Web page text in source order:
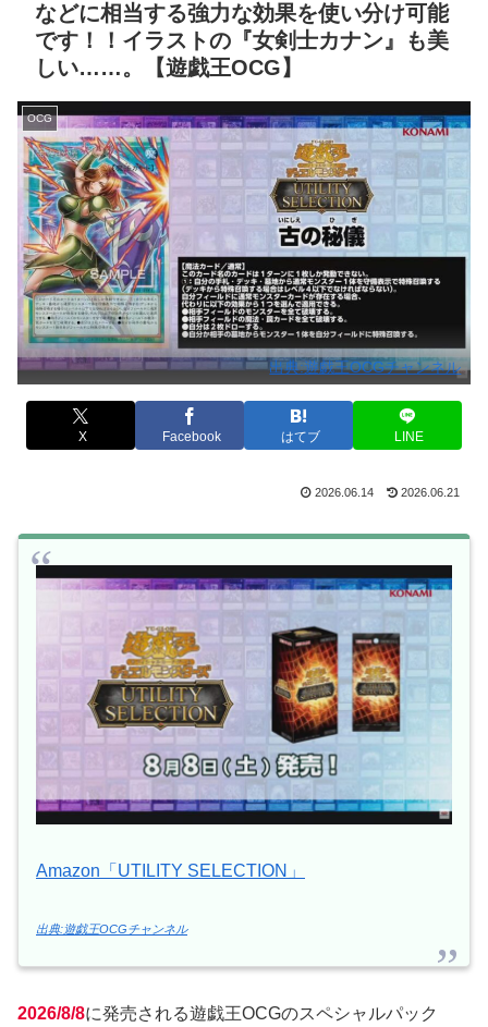
などに相当する強力な効果を使い分け可能
です！！イラストの『女剣士カナン』も美
しい……。【遊戯王OCG】
OCG
出典:遊戯王OCGチャンネル
X Facebook はてブ LINE
2026.06.14 2026.06.21
Amazon「UTILITY SELECTION」
出典:遊戯王OCGチャンネル
2026/8/8に発売される遊戯王OCGのスペシャルパック